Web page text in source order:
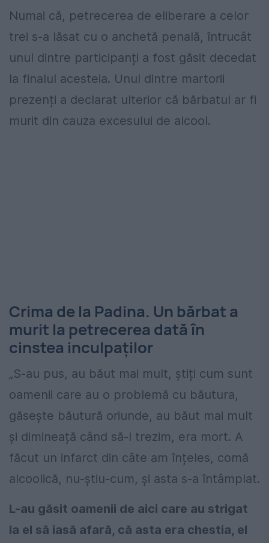
Numai că, petrecerea de eliberare a celor
trei s-a lăsat cu o anchetă penală, întrucât
unul dintre participanți a fost găsit decedat
la finalul acesteia. Unul dintre martorii
prezenți a declarat ulterior că bărbatul ar fi
murit din cauza excesului de alcool.
Crima de la Padina. Un bărbat a
murit la petrecerea dată în
cinstea inculpaților
„S-au pus, au băut mai mult, știți cum sunt
oamenii care au o problemă cu băutura,
găsește băutură oriunde, au băut mai mult
și dimineață când să-l trezim, era mort. A
făcut un infarct din câte am înțeles, comă
alcoolică, nu-știu-cum, și asta s-a întâmplat.
L-au găsit oamenii de aici care au strigat
la el să iasă afară, că asta era chestia, el